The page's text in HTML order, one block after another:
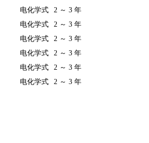
电化学式
2 ～ 3 年
电化学式
2 ～ 3 年
电化学式
2 ～ 3 年
电化学式
2 ～ 3 年
电化学式
2 ～ 3 年
电化学式
2 ～ 3 年